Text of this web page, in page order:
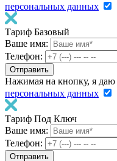
персональных данных
Тариф Базовый
Ваше имя:
Телефон:
Нажимая на кнопку, я даю
персональных данных
Тариф Под Ключ
Ваше имя:
Телефон: